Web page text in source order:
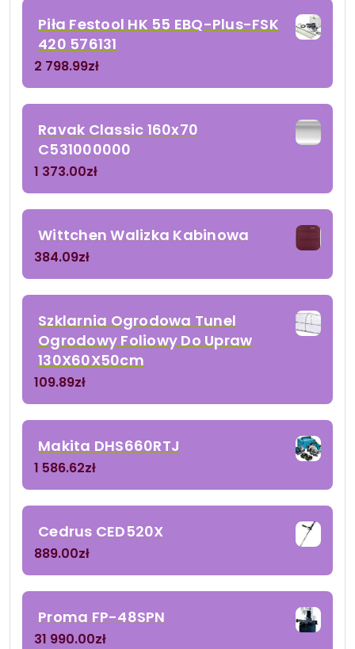
Piła Festool HK 55 EBQ-Plus-FSK
420 576131
2 798.99zł
Ravak Classic 160x70
C531000000
1 373.00zł
Wittchen Walizka Kabinowa
384.09zł
Szklarnia Ogrodowa Tunel
Ogrodowy Foliowy Do Upraw
130X60X50cm
109.89zł
Makita DHS660RTJ
1 586.62zł
Cedrus CED520X
889.00zł
Proma FP-48SPN
31 990.00zł